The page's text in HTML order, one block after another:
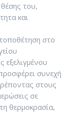
του,
και
στο
εξελιγμένου
συνεχή
στους
σε
θερμοκρασία,